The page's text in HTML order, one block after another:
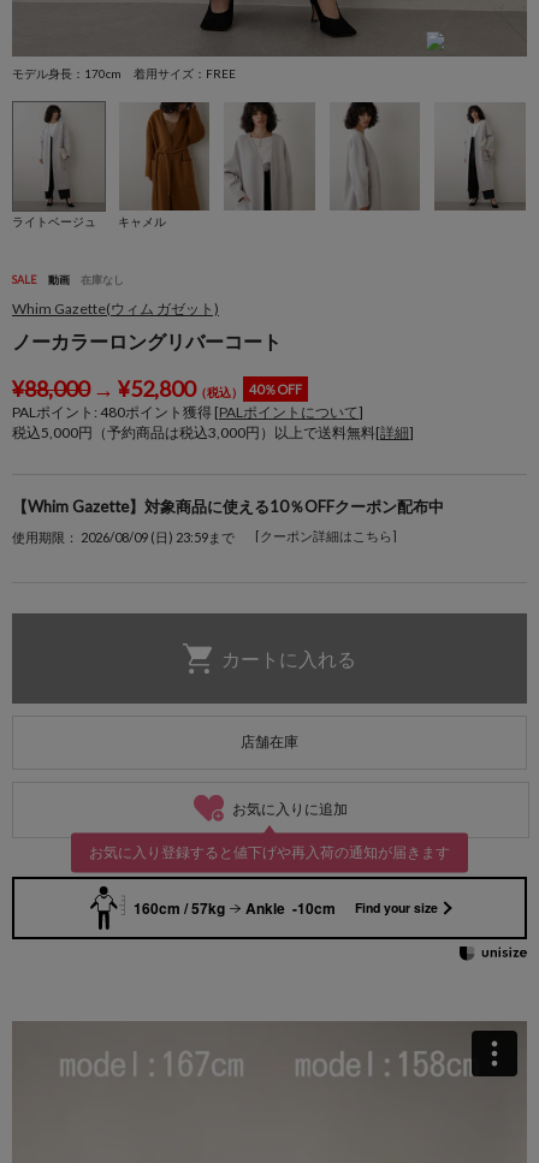
モデル身長：170cm 着用サイズ：FREE
ライトベージュ キャメル
SALE 動画 在庫なし
Whim Gazette(ウィム ガゼット)
ノーカラーロングリバーコート
¥88,000→ ¥52,800（税込） 40％OFF
PALポイント: 480ポイント獲得 [PALポイントについて]
税込5,000円（予約商品は税込3,000円）以上で送料無料[詳細]
【Whim Gazette】対象商品に使える10％OFFクーポン配布中
使用期限： 2026/08/09 (日) 23:59まで [クーポン詳細はこちら]
店舗在庫
お気に入りに追加
お気に入り登録すると値下げや再入荷の通知が届きます
160cm / 57kg Ankle -10cm Find your size